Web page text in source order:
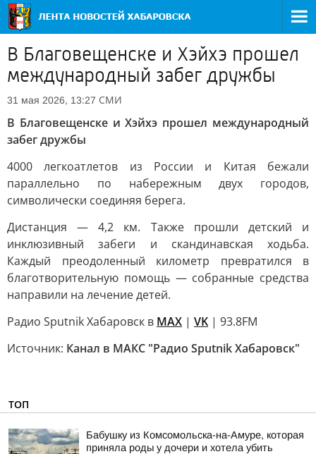
В Благовещенске и Хэйхэ прошел
международный забег дружбы
31 мая 2026, 13:27 СМИ
В Благовещенске и Хэйхэ прошел международный
забег дружбы
4000 легкоатлетов из России и Китая бежали
параллельно по набережным двух городов,
символически соединяя берега.
Дистанция — 4,2 км. Также прошли детский и
инклюзивный забеги и скандинавская ходьба.
Каждый преодоленный километр превратился в
благотворительную помощь — собранные средства
направили на лечение детей.
Радио Sputnik Хабаровск в MAX | VK | 93.8FM
Источник: Канал в МАКС "Радио Sputnik Хабаровск"
ТОП
Бабушку из Комсомольска-на-Амуре, которая
приняла роды у дочери и хотела убить